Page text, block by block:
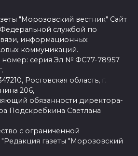
"Морозовский вестник" Сайт
службой по
информационных
коммуникаций.
номер: серия Эл № ФС77-78957
Ростовская область, г.
206,
обязанности директора-
Подскребкина Светлана
с ограниченной
"Редакция газеты "Морозовский